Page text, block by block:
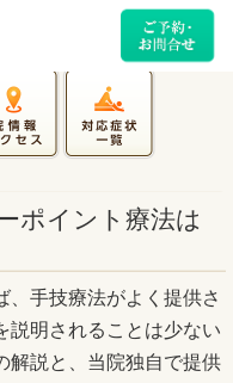
ポイント療法は
、手技療法がよく提供さ
説明されることは少ない
解説と、当院独自で提供